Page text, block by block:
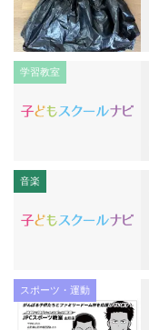
学習教室
音楽
スポーツ・運動